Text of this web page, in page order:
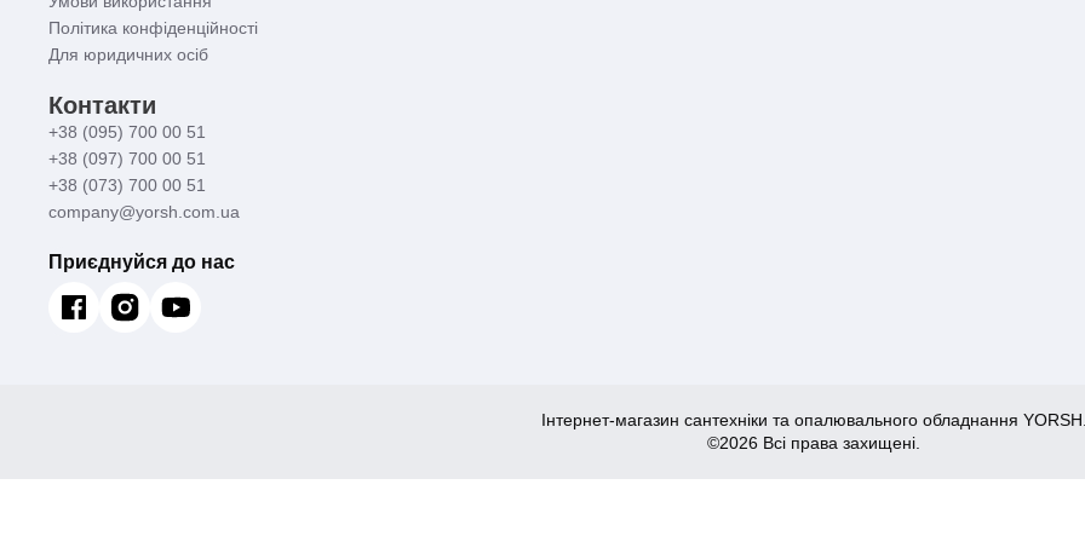
Політика конфіденційності
Для юридичних осіб
Контакти
+38 (095) 700 00 51
+38 (097) 700 00 51
+38 (073) 700 00 51
company@yorsh.com.ua
Приєднуйся до нас
Інтернет-магазин сантехніки та опалювального обладнання
©2026 Всі права захищені.